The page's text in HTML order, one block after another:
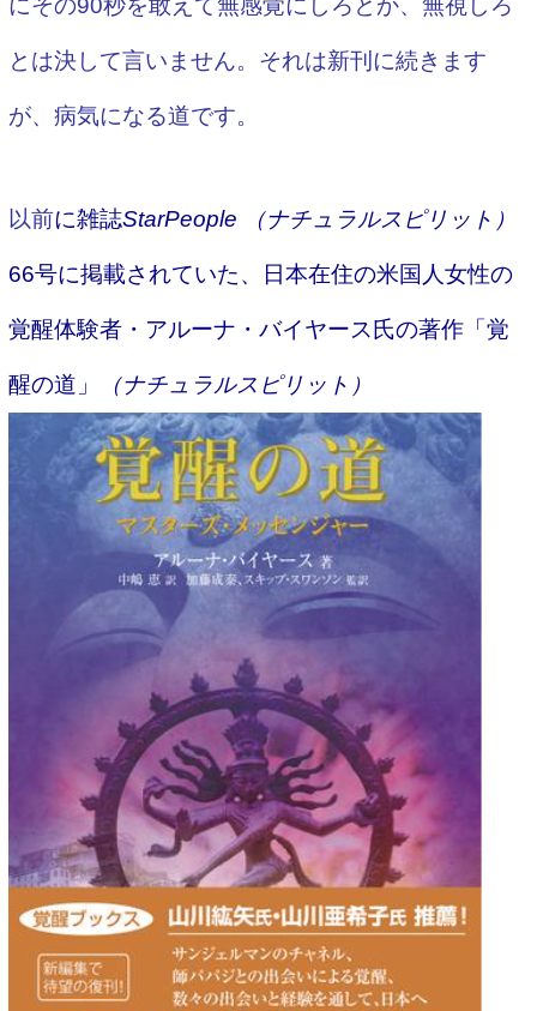
にその90秒を敢えて無感覚にしろとか、無視しろ
とは決して言いません。それは新刊に続きます
が、病気になる道です。
以前に雑誌StarPeople （ナチュラルスピリット）
66号に掲載されていた、日本在住の米国人女性の
覚醒体験者・アルーナ・バイヤース氏の著作「覚
醒の道」 （ナチュラルスピリット）